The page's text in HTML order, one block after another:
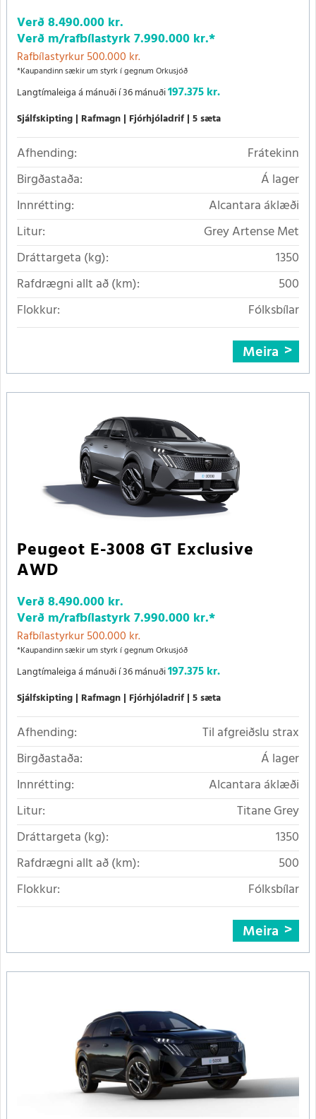
Verð8.490.000 kr.
Verð m/rafbílastyrk7.990.000 kr.*
Rafbílastyrkur 500.000 kr.
*Kaupandinn sækir um styrk í gegnum Orkusjóð
Langtímaleiga á mánuði í 36 mánuði197.375 kr.
Sjálfskipting Rafmagn Fjórhjóladrif 5 sæta
Afhending:
Frátekinn
Birgðastaða:
Á lager
Innrétting:
Alcantara áklæði
Litur:
Grey Artense Met
Dráttargeta (kg):
1350
Rafdrægni allt að (km):
500
Flokkur:
Fólksbílar
Meira
Peugeot E-3008 GT Exclusive
AWD
Verð8.490.000 kr.
Verð m/rafbílastyrk7.990.000 kr.*
Rafbílastyrkur 500.000 kr.
*Kaupandinn sækir um styrk í gegnum Orkusjóð
Langtímaleiga á mánuði í 36 mánuði197.375 kr.
Sjálfskipting Rafmagn Fjórhjóladrif 5 sæta
Afhending:
Til afgreiðslu strax
Birgðastaða:
Á lager
Innrétting:
Alcantara áklæði
Litur:
Titane Grey
Dráttargeta (kg):
1350
Rafdrægni allt að (km):
500
Flokkur:
Fólksbílar
Meira